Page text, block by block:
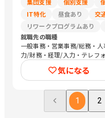
集団支援
個別支援
IT特化
昼食あり 交
リワークプログラムあり
就職先の職種
一般事務・営業事務/総務・
力/財務・経理/入力・テレフ
作業/検品/組立・組付け/そ
クヤード・商品管理/Web制
ティブ/デザイナー/社内情
搬従事者/タクシー運転手/マ
気になる
1 2